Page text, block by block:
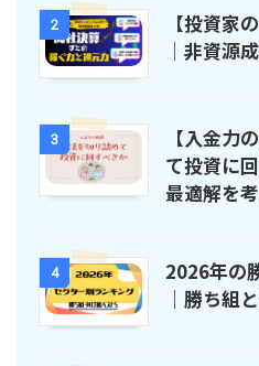
2
【投資家
｜非資源
3
【入金力
て投資に
最適解を
4
2026年の
｜勝ち組